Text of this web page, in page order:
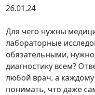
26.01.24
Для чего нужны
лабораторные
обязательными,
диагностику всем?
любой врач, а
понимать, что даже